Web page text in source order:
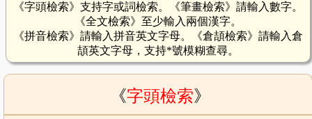
《字頭檢索》支持字或詞檢索。《筆畫檢索》請輸入數字。
《全文檢索》至少輸入兩個漢字。
《拼音檢索》請輸入拼音英文字母。《倉頡檢索》請輸入倉
頡英文字母，支持*號模糊查尋。
《字頭檢索》